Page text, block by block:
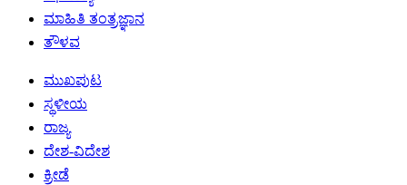
ಮಾಹಿತಿ ತಂತ್ರಜ್ಞಾನ
ತೌಳವ
ಮುಖಪುಟ
ಸ್ಥಳೀಯ
ರಾಜ್ಯ
ದೇಶ-ವಿದೇಶ
ಕ್ರೀಡೆ